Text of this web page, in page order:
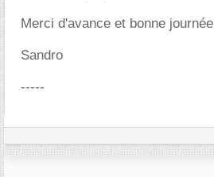
Merci d'avance et bonne journée
Sandro
-----